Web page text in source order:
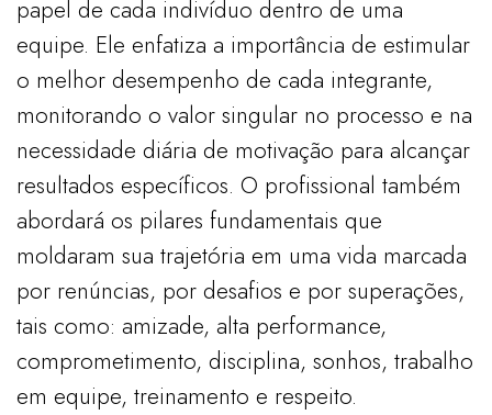
papel de cada indivíduo dentro de uma
equipe. Ele enfatiza a importância de estimular
o melhor desempenho de cada integrante,
monitorando o valor singular no processo e na
necessidade diária de motivação para alcançar
resultados específicos. O profissional também
abordará os pilares fundamentais que
moldaram sua trajetória em uma vida marcada
por renúncias, por desafios e por superações,
tais como: amizade, alta performance,
comprometimento, disciplina, sonhos, trabalho
em equipe, treinamento e respeito.